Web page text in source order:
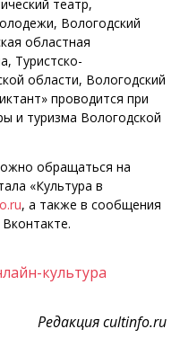
театр,
Вологодский
областная
Туристско-
области, Вологодский
проводится при
и туризма Вологодской
обращаться на
«Культура в
, а также в сообщения
культура
Редакция cultinfo.ru